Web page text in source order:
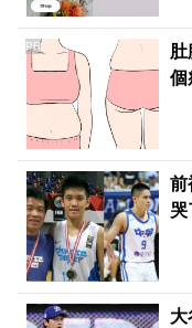
肚
個
PR
前
大